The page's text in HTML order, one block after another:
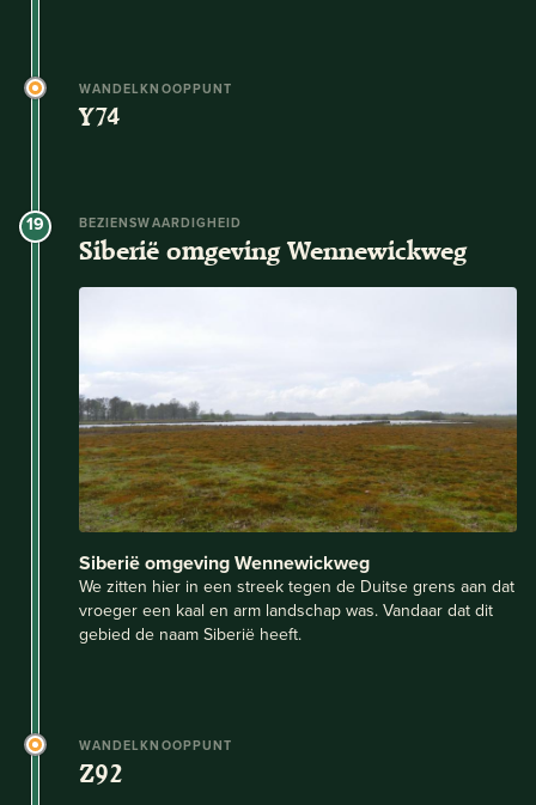
WANDELKNOOPPUNT
Y74
19 BEZIENSWAARDIGHEID
Siberië omgeving Wennewickweg
Siberië omgeving Wennewickweg
We zitten hier in een streek tegen de Duitse grens aan dat
vroeger een kaal en arm landschap was. Vandaar dat dit
gebied de naam Siberië heeft.
WANDELKNOOPPUNT
Z92